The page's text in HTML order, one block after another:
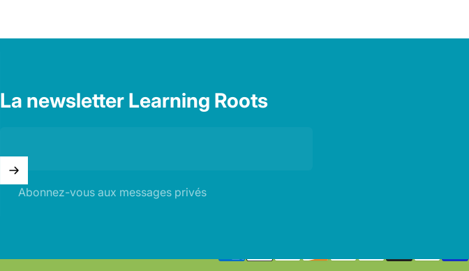
La newsletter Learning Roots
Abonnez-vous aux messages privés